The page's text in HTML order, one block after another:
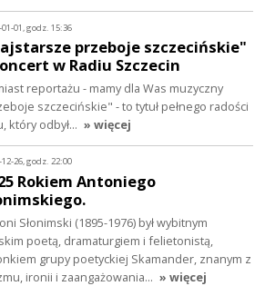
01-01, godz. 15:36
przeboje szczecińskie"
w Radiu Szczecin
reportażu - mamy dla Was muzyczny
szczecińskie" - to tytuł pełnego radości
który odbył… » więcej
12-26, godz. 22:00
Rokiem Antoniego
Słonimski (1895-1976) był wybitnym
poetą, dramaturgiem i felietonistą,
grupy poetyckiej Skamander, znanym z
ironii i zaangażowania… » więcej